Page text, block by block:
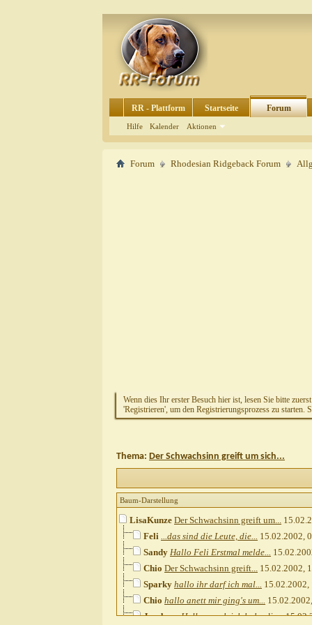
RR - Plattform Startseite Forum
Hilfe Kalender Aktionen
Forum Rhodesian Ridgeback Forum
Wenn dies Ihr erster Besuch hier ist, lesen Sie bitte
'Registrieren', um den Registrierungsprozess zu starten.
Thema: Der Schwachsinn greift um sich...
Baum-Darstellung
LisaKunze Der Schwachsinn greift um...
Feli ...das sind die Leute, die... 15.02.2002,
Sandy Hallo Feli Erstmal melde...
Chio Der Schwachsinn greift... 15.02.2002,
Sparky hallo ihr darf ich mal... 15.02.2002,
Chio hallo anett mir ging's um... 15.02.2002,
Jambear Hallo - auch ich habe die...